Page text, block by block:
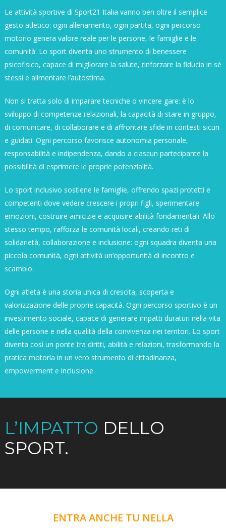
Le attività sportive di Sport21 Italia vanno ben oltre il semplice
gesto atletico: ogni allenamento, ogni partita, ogni percorso
motorio genera valore reale per le persone, le famiglie e le
comunità. Lo sport diventa uno strumento di benessere
psicofisico, capace di migliorare la salute, rinforzare la fiducia in sé
stessi e alimentare l’autostima.
Non si tratta solo di imparare tecniche o vincere gare: è lo
sviluppo di competenze relazionali, la capacità di stare in gruppo,
di comunicare, di collaborare e di affrontare sfide in contesti sicuri
e guidati. Ogni percorso favorisce autonomia personale,
responsabilità e indipendenza, dando a ciascun partecipante la
possibilità di esprimere le proprie potenzialità.
Lo sport inclusivo sostiene le famiglie, offrendo spazi protetti e
competenti dove vedere crescere i propri figli, sperimentare
emozioni, costruire amicizie e acquisire abilità fondamentali. Allo
stesso tempo, rafforza le comunità locali, creando reti di
solidarietà, collaborazione e inclusione: ogni squadra diventa una
piccola comunità, ogni attività un’opportunità di incontro e
scambio.
Ogni atleta è una storia unica di crescita, scoperta e
valorizzazione delle proprie capacità. Ogni percorso sportivo è un
investimento sociale, capace di generare impatti duraturi nella vita
delle persone e nella qualità della convivenza nei territori. Lo sport
diventa così un ponte tra diritti, abilità e relazioni, trasformando la
pratica motoria in un vero strumento di cittadinanza,
empowerment e inclusione.
L’IMPATTO DELLO
SPORT.
ENTRA ANCHE TU NELLA